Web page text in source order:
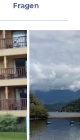
Fragen